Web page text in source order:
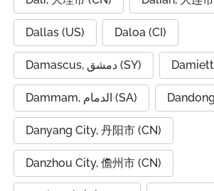
Dallas (US) Daloa (CI)
Damascus, دمشق (SY)
Dammam, الدمام (SA)
Danyang City, 丹阳市 (CN)
Danzhou City, 儋州市 (CN)